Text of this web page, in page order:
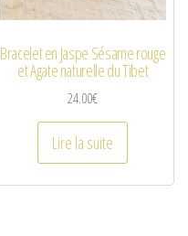
Bracelet en Jaspe Sésame rouge
et Agate naturelle du Tibet
24.00€
Lire la suite